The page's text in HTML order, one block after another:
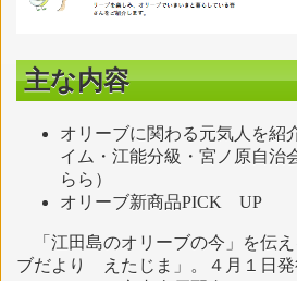
主な内容
オリーブに関わる元気人を紹
イム・江能分級・宮ノ原自
らら）
オリーブ新商品PICK UP
「江田島のオリーブの今」を伝
ブだより えたじま」。４月１日